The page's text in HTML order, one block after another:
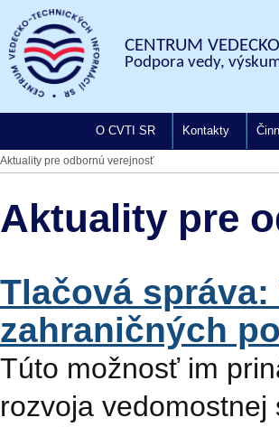
CENTRUM
Podpora vedy,
O CVTI SR Kontakty
Aktuality pre odbornú verejnosť
Aktuality pre
Tlačová
zahraničných
Túto možnosť im
rozvoja